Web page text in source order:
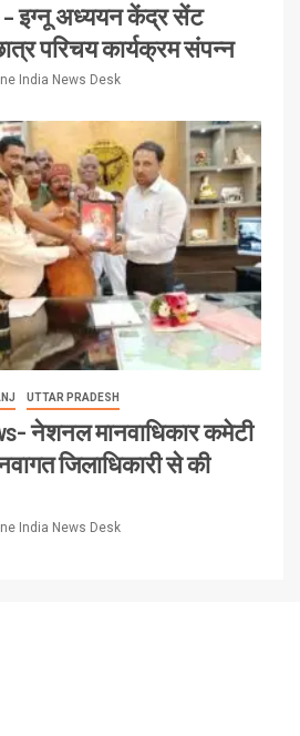
– इग्नू अध्ययन केंद्र सेंट
परिचय कार्यक्रम संपन्न
India News Desk
UTTAR PRADESH
नेशनल मानवाधिकार कमेटी
जिलाधिकारी से की
India News Desk